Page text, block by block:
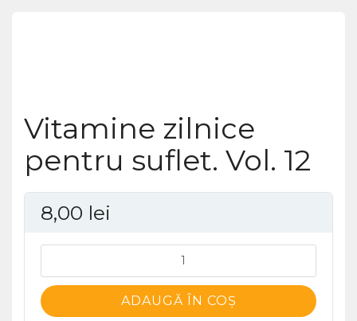
Vitamine zilnice
pentru suflet. Vol. 12
8,00 lei
Vitamine
zilnice
pentru
ADAUGĂ ÎN COȘ